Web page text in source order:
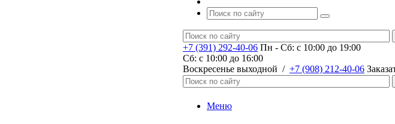
+7 (391) 292-40-06 Пн - Сб: c 10:00 до 19:00
Сб: c 10:00 до 16:00
​Воскресенье выходной / +7 (908) 212-40-06
Меню